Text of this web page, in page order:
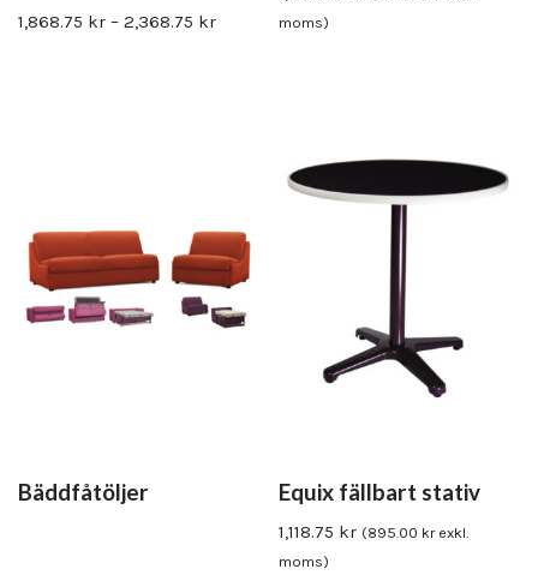
1,868.75 kr – 2,368.75 kr
moms)
Bäddfåtöljer Equix fällbart stativ
1,118.75 kr (895.00 krexkl.
moms)